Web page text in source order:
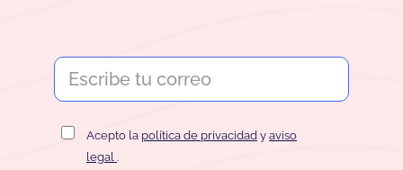
Acepto la política de privacidad y aviso
legal .